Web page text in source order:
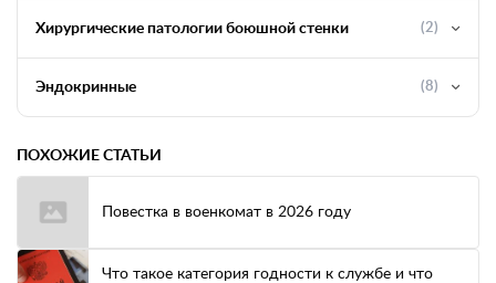
Хирургические патологии боюшной стенки (2)
Эндокринные (8)
ПОХОЖИЕ СТАТЬИ
Повестка в военкомат в 2026 году
Что такое категория годности к службе и что